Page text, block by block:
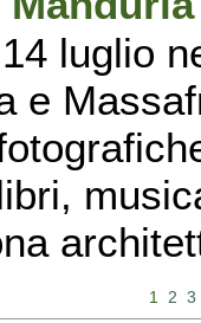
luglio
e
1 2 3